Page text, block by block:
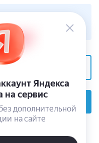
Заказать звонок